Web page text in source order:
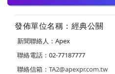
發佈單位名稱：經典公關
新聞聯絡人：Apex
聯絡電話：02-77187777
聯絡信箱： TA2@apexpr.com.tw